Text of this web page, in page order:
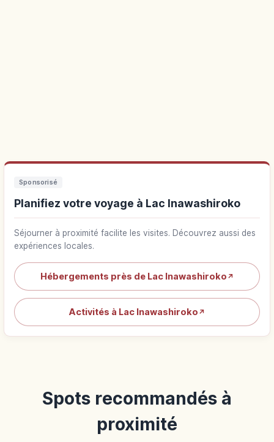
Sponsorisé
Planifiez votre voyage à Lac Inawashiroko
Séjourner à proximité facilite les visites. Découvrez aussi des
expériences locales.
Hébergements près de Lac Inawashiroko ↗
Activités à Lac Inawashiroko ↗
Spots recommandés à
proximité